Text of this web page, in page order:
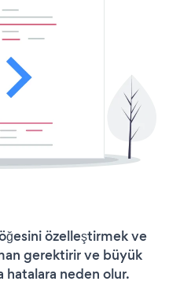
özelleştirmek ve
gerektirir ve büyük
hatalara neden olur.